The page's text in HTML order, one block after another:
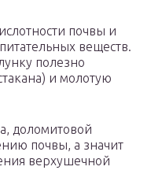
почвы и
веществ.
полезно
и молотую
доломитовой
почвы, а значит
верхушечной